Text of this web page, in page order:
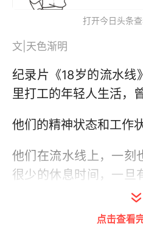
打开今日头条
文|天色渐明
纪录片《18岁的流水线
里打工的年轻人生活，
他们的精神状态和工作
他们在流水线上，一刻
很少的休息时间，一旦
务或坚持不到应有的工
甚至被辞退的风险。
点击查看